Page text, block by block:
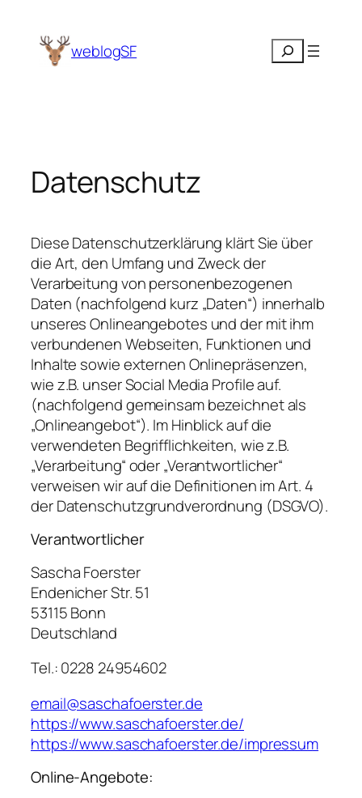
Inhalt
springen weblogSF Suchen
Datenschutz
Diese Datenschutzerklärung klärt Sie über
die Art, den Umfang und Zweck der
Verarbeitung von personenbezogenen
Daten (nachfolgend kurz „Daten“) innerhalb
unseres Onlineangebotes und der mit ihm
verbundenen Webseiten, Funktionen und
Inhalte sowie externen Onlinepräsenzen,
wie z.B. unser Social Media Profile auf.
(nachfolgend gemeinsam bezeichnet als
„Onlineangebot“). Im Hinblick auf die
verwendeten Begrifflichkeiten, wie z.B.
„Verarbeitung“ oder „Verantwortlicher“
verweisen wir auf die Definitionen im Art. 4
der Datenschutzgrundverordnung (DSGVO).
Verantwortlicher
Sascha Foerster
Endenicher Str. 51
53115 Bonn
Deutschland
Tel.: 0228 24954602
email@saschafoerster.de
https://www.saschafoerster.de/
https://www.saschafoerster.de/impressum
Online-Angebote: